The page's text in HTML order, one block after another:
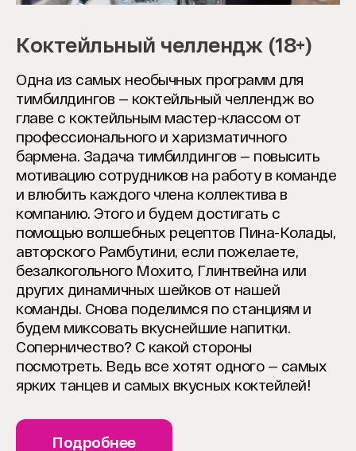
Коктейльный челлендж (18+)
Одна из самых необычных программ для
тимбилдингов — коктейльный челлендж во
главе с коктейльным мастер-классом от
профессионального и харизматичного
бармена. Задача тимбилдингов — повысить
мотивацию сотрудников на работу в команде
и влюбить каждого члена коллектива в
компанию. Этого и будем достигать с
помощью волшебных рецептов Пина-Колады,
авторского Рамбутини, если пожелаете,
безалкогольного Мохито, Глинтвейна или
других динамичных шейков от нашей
команды. Снова поделимся по станциям и
будем миксовать вкуснейшие напитки.
Соперничество? С какой стороны
посмотреть. Ведь все хотят одного — самых
ярких танцев и самых вкусных коктейлей!
Подробнее